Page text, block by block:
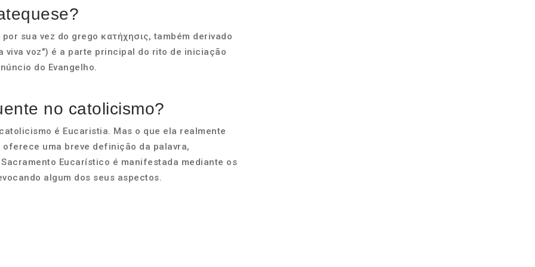
sua vez do grego κατήχησις, também derivado
voz") é a parte principal do rito de iniciação
do Evangelho.
no catolicismo?
é Eucaristia. Mas o que ela realmente
uma breve definição da palavra,
Eucarístico é manifestada mediante os
algum dos seus aspectos.